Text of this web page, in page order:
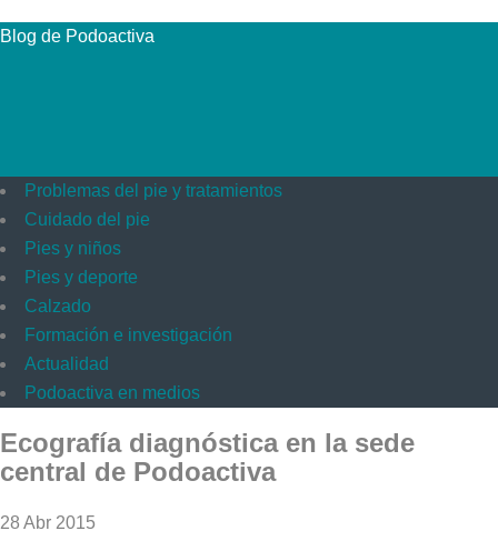
Blog de Podoactiva
Problemas del pie y tratamientos
Cuidado del pie
Pies y niños
Pies y deporte
Calzado
Formación e investigación
Actualidad
Podoactiva en medios
Ecografía diagnóstica en la sede
central de Podoactiva
28 Abr 2015